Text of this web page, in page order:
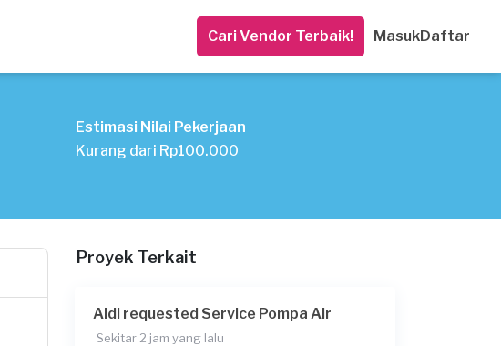
Cari Vendor Terbaik! MasukDaftar
Estimasi Nilai Pekerjaan
Kurang dari Rp100.000
Proyek Terkait
Aldi requested Service Pompa Air
Sekitar 2 jam yang lalu